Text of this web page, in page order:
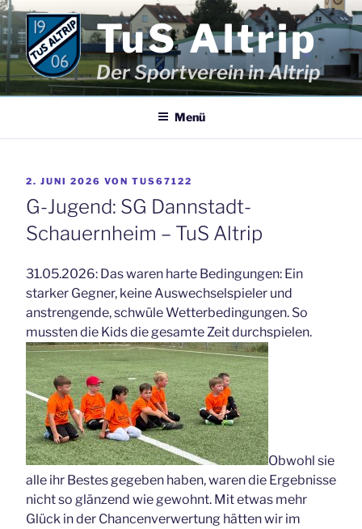
Zum
Inhalt
springen
TuS Altrip
Der Sportverein in Altrip
Menü
VERÖFFENTLICHT
AM
2. JUNI 2026 VON TUS67122
G-Jugend: SG Dannstadt-
Schauernheim – TuS Altrip
31.05.2026: Das waren harte Bedingungen: Ein
starker Gegner, keine Auswechselspieler und
anstrengende, schwüle Wetterbedingungen. So
mussten die Kids die gesamte Zeit durchspielen.
Obwohl sie
alle ihr Bestes gegeben haben, waren die Ergebnisse
nicht so glänzend wie gewohnt. Mit etwas mehr
Glück in der Chancenverwertung hätten wir im